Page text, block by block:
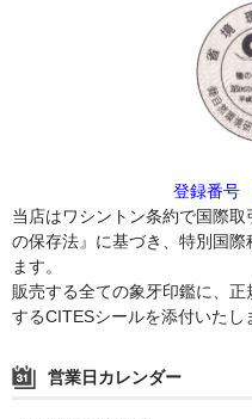
登録番号
当店はワシントン条約で国際
の保存法』に基づき、特別国
ます。
販売する全ての象牙印鑑に、
するCITESシールを添付いたし
営業日カレンダー